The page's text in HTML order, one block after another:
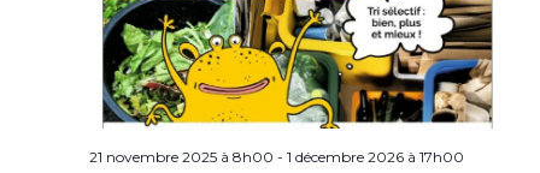
21 novembre 2025 à 8h00 - 1 décembre 2026 à 17h00